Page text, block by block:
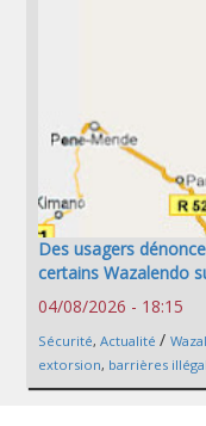
Des usagers
certains Wazalendo
04/08/2026 - 18:15
Sécurité, Actualité /
extorsion, barrières